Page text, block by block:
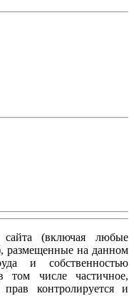
сайта (включая любые
размещенные на данном
и собственностью
том числе частичное,
контролируется и